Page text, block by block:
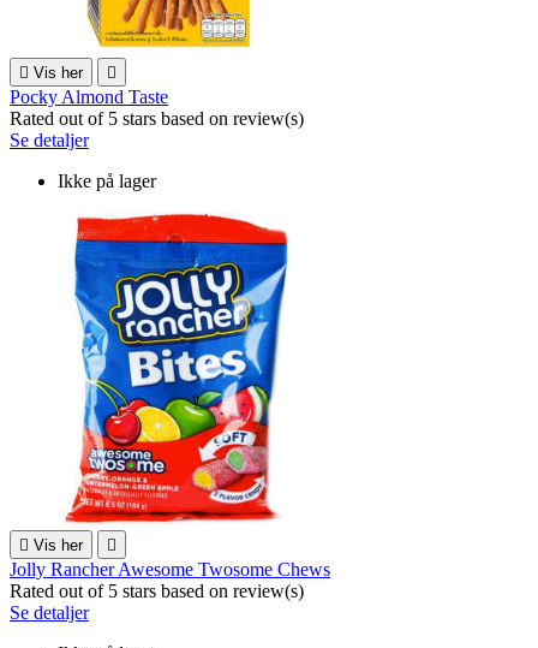
 Vis her 
Pocky Almond Taste
Rated out of 5 stars based on review(s)
Se detaljer
Ikke på lager
 Vis her 
Jolly Rancher Awesome Twosome Chews
Rated out of 5 stars based on review(s)
Se detaljer